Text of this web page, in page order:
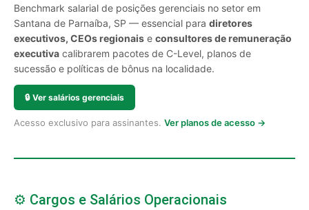
Benchmark salarial de posições gerenciais no setor em
Santana de Parnaíba, SP — essencial para diretores
executivos, CEOs regionais e consultores de remuneração
executiva calibrarem pacotes de C-Level, planos de
sucessão e políticas de bônus na localidade.
🔒 Ver salários gerenciais
Acesso exclusivo para assinantes. Ver planos de acesso →
⚙️ Cargos e Salários Operacionais